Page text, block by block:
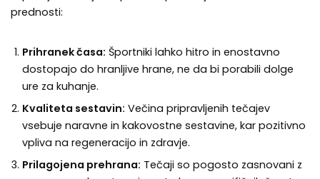
prednosti:
Prihranek časa: Športniki lahko hitro in enostavno
dostopajo do hranljive hrane, ne da bi porabili dolge
ure za kuhanje.
Kvaliteta sestavin: Večina pripravljenih tečajev
vsebuje naravne in kakovostne sestavine, kar pozitivno
vpliva na regeneracijo in zdravje.
Prilagojena prehrana: Tečaji so pogosto zasnovani z